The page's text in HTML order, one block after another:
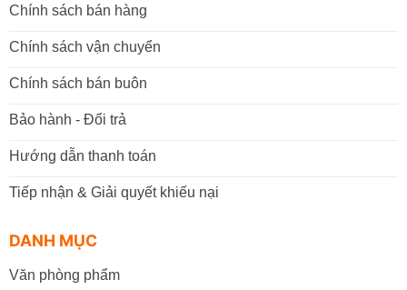
Chính sách bán hàng
Chính sách vận chuyển
Chính sách bán buôn
Bảo hành - Đổi trả
Hướng dẫn thanh toán
Tiếp nhận & Giải quyết khiếu nại
DANH MỤC
Văn phòng phẩm